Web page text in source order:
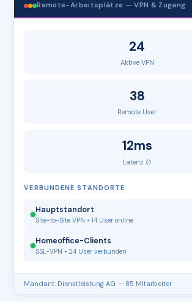
Remote-Arbeitsplätze — VPN & Zugang
24
Aktive VPN
38
Remote User
12ms
Latenz ∅
VERBUNDENE STANDORTE
Hauptstandort
Site-to-Site VPN • 14 User online
Homeoffice-Clients
SSL-VPN • 24 User verbunden
Mandant: Dienstleistung AG — 85 Mitarbeiter